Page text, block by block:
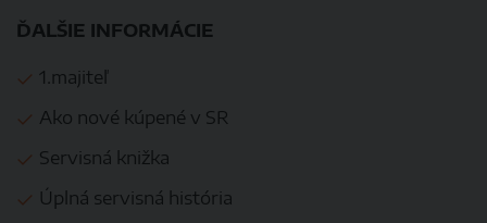
ĎALŠIE INFORMÁCIE
1.majiteľ
Ako nové kúpené v SR
Servisná knižka
Úplná servisná história